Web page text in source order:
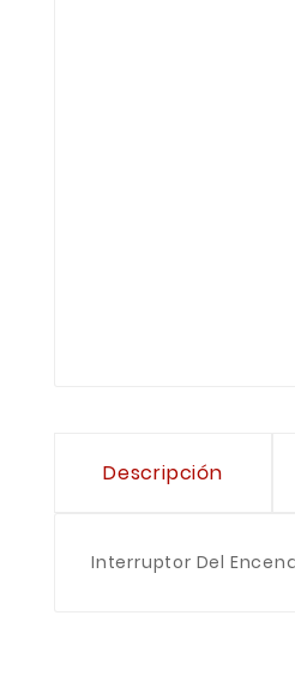
Descripción
Interruptor Del